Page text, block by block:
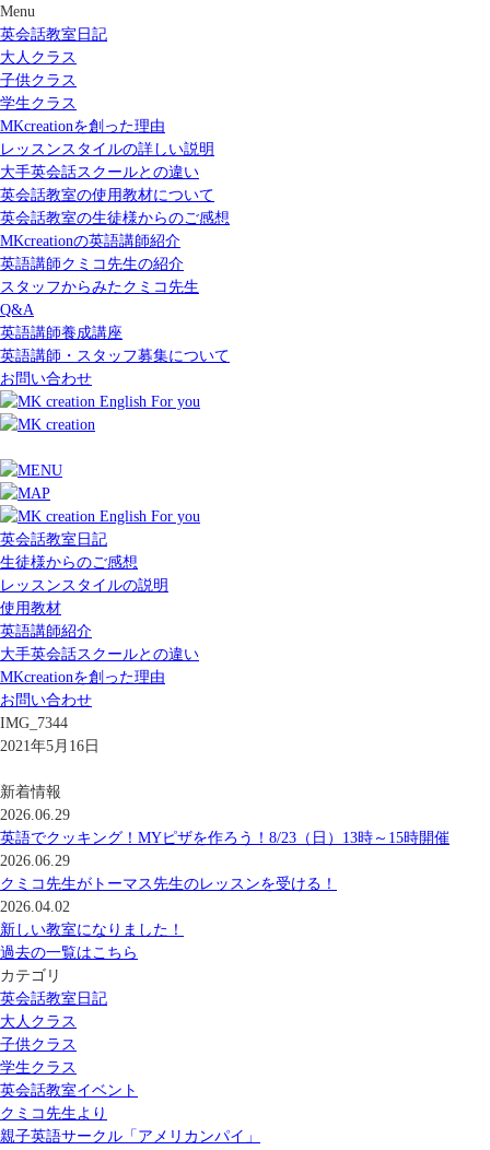
Menu
英会話教室日記
大人クラス
子供クラス
学生クラス
MKcreationを創った理由
レッスンスタイルの詳しい説明
大手英会話スクールとの違い
英会話教室の使用教材について
英会話教室の生徒様からのご感想
MKcreationの英語講師紹介
英語講師クミコ先生の紹介
スタッフからみたクミコ先生
Q&A
英語講師養成講座
英語講師・スタッフ募集について
お問い合わせ
英会話教室日記
生徒様からのご感想
レッスンスタイルの説明
使用教材
英語講師紹介
大手英会話スクールとの違い
MKcreationを創った理由
お問い合わせ
IMG_7344
2021年5月16日
新着情報
2026.06.29
英語でクッキング！MYピザを作ろう！8/23（日）13時～15時開催
2026.06.29
クミコ先生がトーマス先生のレッスンを受ける！
2026.04.02
新しい教室になりました！
過去の一覧はこちら
カテゴリ
英会話教室日記
大人クラス
子供クラス
学生クラス
英会話教室イベント
クミコ先生より
親子英語サークル「アメリカンパイ」